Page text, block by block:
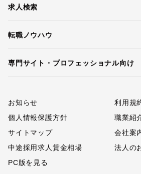
求人検索
転職ノウハウ
専門サイト・プロフェッショナル向け
お知らせ
利用規
個人情報保護方針
職業紹
サイトマップ
会社案
中途採用求人賃金相場
法人の
PC版を見る